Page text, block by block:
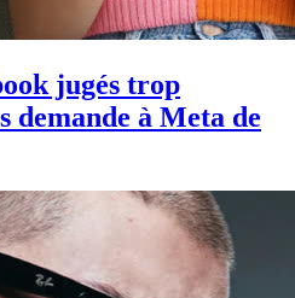
jugés trop
demande à Meta de